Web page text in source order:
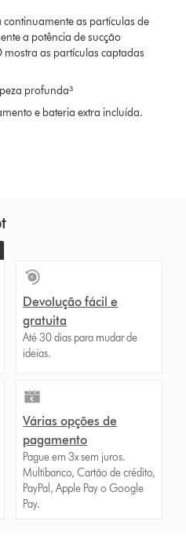
as partículas de
a potência de sucção
mostra as partículas captadas
profunda³
e bateria extra incluída.
Devolução fácil e
gratuita
Até 30 dias para mudar de
ideias.
Várias opções de
pagamento
Pague em 3x sem juros.
Multibanco, Cartão de crédito,
PayPal, Apple Pay o Google
Pay.